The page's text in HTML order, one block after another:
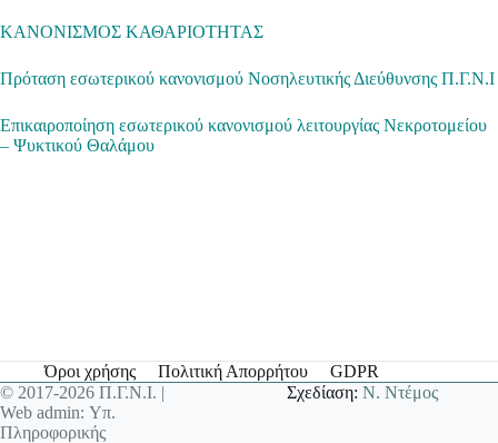
ΚΑΝΟΝΙΣΜΟΣ ΚΑΘΑΡΙΟΤΗΤΑΣ
Πρόταση εσωτερικού κανονισμού Νοσηλευτικής Διεύθυνσης Π.Γ.Ν.Ι
Επικαιροποίηση εσωτερικού κανονισμού λειτουργίας Νεκροτομείου
– Ψυκτικού Θαλάμου
Όροι χρήσης Πολιτική Απορρήτου
GDPR
© 2017-2026 Π.Γ.Ν.Ι. |
Web admin: Υπ.
Πληροφορικής
Σχεδίαση:Ν. Ντέμος